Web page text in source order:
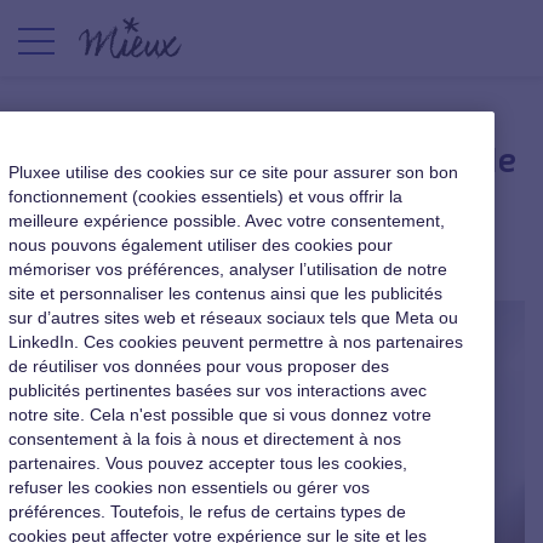
La productivité appartient-elle
à ceux qui se lèvent tôt ?
|14 juin 2017
Pluxee utilise des cookies sur ce site pour assurer son bon
fonctionnement (cookies essentiels) et vous offrir la
meilleure expérience possible. Avec votre consentement,
nous pouvons également utiliser des cookies pour
mémoriser vos préférences, analyser l’utilisation de notre
site et personnaliser les contenus ainsi que les publicités
sur d’autres sites web et réseaux sociaux tels que Meta ou
LinkedIn. Ces cookies peuvent permettre à nos partenaires
de réutiliser vos données pour vous proposer des
publicités pertinentes basées sur vos interactions avec
notre site. Cela n'est possible que si vous donnez votre
consentement à la fois à nous et directement à nos
partenaires. Vous pouvez accepter tous les cookies,
refuser les cookies non essentiels ou gérer vos
préférences. Toutefois, le refus de certains types de
cookies peut affecter votre expérience sur le site et les